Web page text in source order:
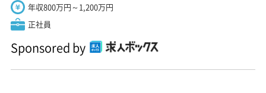
年収800万円～1,200万円
正社員
Sponsored by